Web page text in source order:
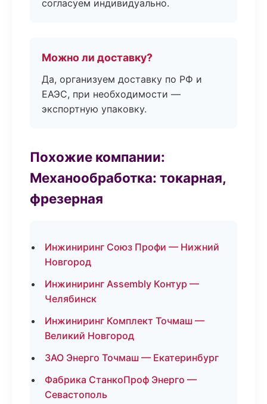
согласуем индивидуально.
Можно ли доставку?
Да, организуем доставку по РФ и
ЕАЭС, при необходимости —
экспортную упаковку.
Похожие компании:
Механообработка: токарная,
фрезерная
Инжиниринг Союз Профи — Нижний
Новгород
Инжиниринг Assembly Контур —
Челябинск
Инжиниринг Комплект Точмаш —
Великий Новгород
ЗАО Энерго Точмаш — Екатеринбург
Фабрика СтанкоПроф Энерго —
Севастополь